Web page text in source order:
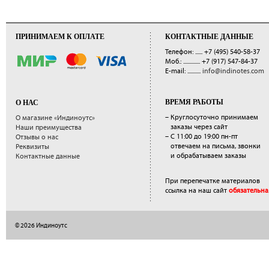
ПРИНИМАЕМ К ОПЛАТЕ
О НАС
О магазине «Индиноутс»
Наши преимущества
Отзывы о нас
Реквизиты
Контактные данные
КОНТАКТНЫЕ ДАННЫЕ
Телефон: ...... +7 (495) 540-58-37
Моб.: .............. +7 (917) 547-84-37
E-mail: ........... info@indinotes.com
ВРЕМЯ РАБОТЫ
– Круглосуточно принимаем
заказы через сайт
– С 11:00 до 19:00 пн-пт
отвечаем на письма, звонки
и обрабатываем заказы
При перепечатке материалов
ссылка на наш сайт обязательна.
© 2026 Индиноутс